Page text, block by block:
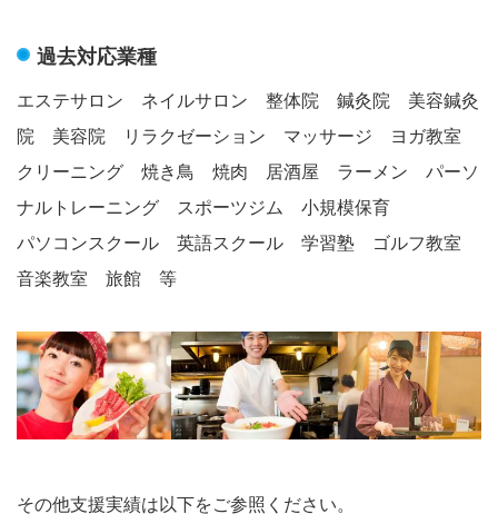
過去対応業種
エステサロン ネイルサロン 整体院 鍼灸院 美容鍼灸
院 美容院 リラクゼーション マッサージ ヨガ教室
クリーニング 焼き鳥 焼肉 居酒屋 ラーメン パーソ
ナルトレーニング スポーツジム 小規模保育
パソコンスクール 英語スクール 学習塾 ゴルフ教室
音楽教室 旅館 等
その他支援実績は以下をご参照ください。